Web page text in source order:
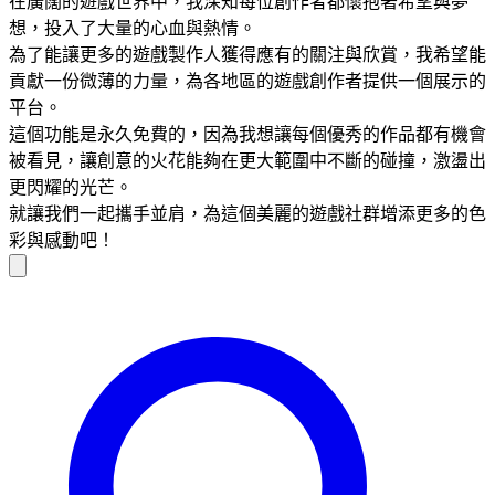
想，投入了大量的心血與熱情。
為了能讓更多的遊戲製作人獲得應有的關注與欣賞，我希望能
貢獻一份微薄的力量，為各地區的遊戲創作者提供一個展示的
平台。
這個功能是永久免費的，因為我想讓每個優秀的作品都有機會
被看見，讓創意的火花能夠在更大範圍中不斷的碰撞，激盪出
更閃耀的光芒。
就讓我們一起攜手並肩，為這個美麗的遊戲社群增添更多的色
彩與感動吧！